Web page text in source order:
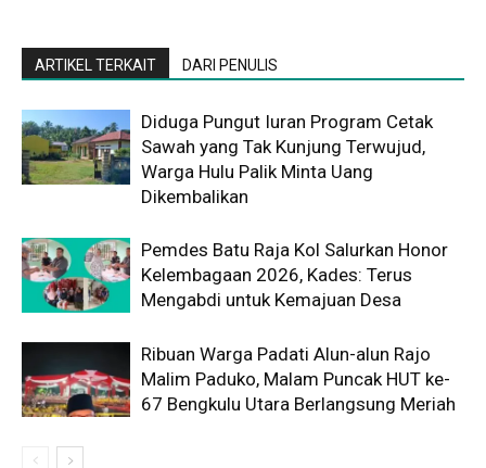
ARTIKEL TERKAIT DARI PENULIS
Diduga Pungut Iuran Program Cetak
Sawah yang Tak Kunjung Terwujud,
Warga Hulu Palik Minta Uang
Dikembalikan
Pemdes Batu Raja Kol Salurkan Honor
Kelembagaan 2026, Kades: Terus
Mengabdi untuk Kemajuan Desa
Ribuan Warga Padati Alun-alun Rajo
Malim Paduko, Malam Puncak HUT ke-
67 Bengkulu Utara Berlangsung Meriah